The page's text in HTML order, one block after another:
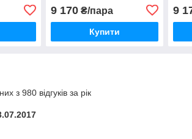
9 170₴/пара
Купити
9
з 980 відгуків за рік